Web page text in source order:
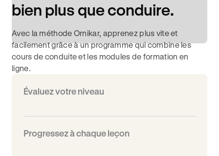
bien plus que conduire.
Avec la méthode Ornikar, apprenez plus vite et
facilement grâce à un programme qui combine les
cours de conduite et les modules de formation en
ligne.
Évaluez votre niveau
Progressez à chaque leçon